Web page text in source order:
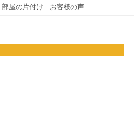
部屋の片付け お客様の声